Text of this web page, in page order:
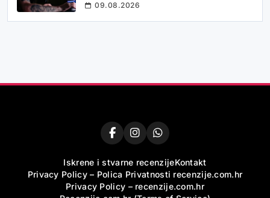
09.08.2026
Iskrene i stvarne recenzijeKontakt
Privacy Policy – Polica Privatnosti recenzije.com.hr
Privacy Policy – recenzije.com.hr